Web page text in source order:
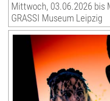
Mittwoch, 03.06.2026 bis
GRASSI Museum Leipzig